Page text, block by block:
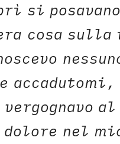
si
cosa
vergognavo
dolore nel